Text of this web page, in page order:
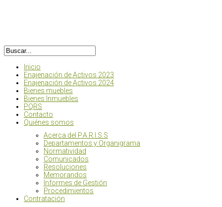
Inicio
Enajenación de Activos 2023
Enajenación de Activos 2024
Bienes muebles
Bienes Inmuebles
PQRS
Contacto
Quiénes somos
Acerca del P.A.R.I.S.S
Departamentos y Organigrama
Normatividad
Comunicados
Resoluciones
Memorandos
Informes de Gestión
Procedimientos
Contratación